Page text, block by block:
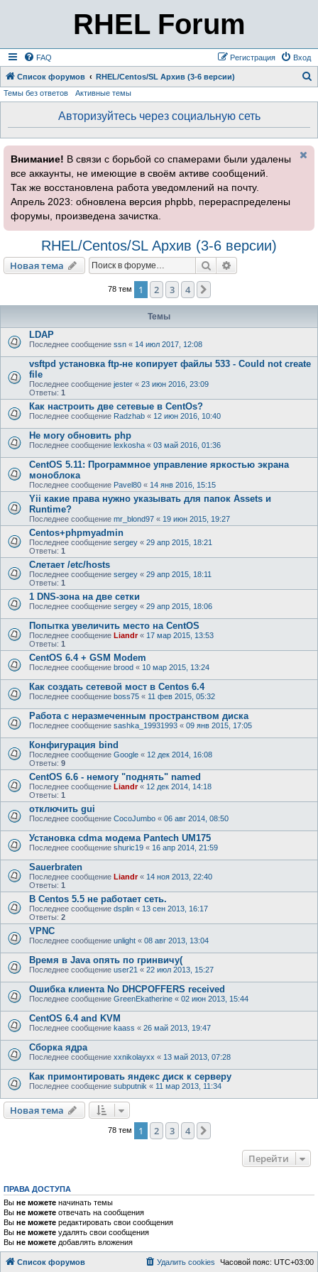
RHEL Forum
FAQ Вход
Регистрация
Список форумов RHEL/Centos/SL Архив (3-6 версии)
Темы без ответов Активные темы
Авторизуйтесь через социальную сеть
Внимание! В связи с борьбой со спамерами были удалены
все аккаунты, не имеющие в своём активе сообщений.
Так же восстановлена работа уведомлений на почту.
Апрель 2023: обновлена версия phpbb, перераспределены
форумы, произведена зачистка.
RHEL/Centos/SL Архив (3-6 версии)
Новая тема Поиск
78 тем 1 2 3 4
Темы
LDAP
Последнее сообщение ssn « 14 июл 2017, 12:08
vsftpd установка ftp-не копирует файлы 533 - Could not create
file
Последнее сообщение jester « 23 июн 2016, 23:09
Ответы: 1
Как настроить две сетевые в CentOs?
Последнее сообщение Radzhab « 12 июн 2016, 10:40
Не могу обновить php
Последнее сообщение lexkosha « 03 май 2016, 01:36
CentOS 5.11: Программное управление яркостью экрана
моноблока
Последнее сообщение Pavel80 « 14 янв 2016, 15:15
Yii какие права нужно указывать для папок Assets и
Runtime?
Последнее сообщение mr_blond97 « 19 июн 2015, 19:27
Centos+phpmyadmin
Последнее сообщение sergey « 29 апр 2015, 18:21
Ответы: 1
Слетает /etc/hosts
Последнее сообщение sergey « 29 апр 2015, 18:11
Ответы: 1
1 DNS-зона на две сетки
Последнее сообщение sergey « 29 апр 2015, 18:06
Попытка увеличить место на CentOS
Последнее сообщение Liandr« 17 мар 2015, 13:53
Ответы: 1
CentOS 6.4 + GSM Modem
Последнее сообщение brood « 10 мар 2015, 13:24
Как создать сетевой мост в Centos 6.4
Последнее сообщение boss75 « 11 фев 2015, 05:32
Работа с неразмеченным пространством диска
Последнее сообщение sashka_19931993 « 09 янв 2015, 17:05
Конфигурация bind
Последнее сообщение Google « 12 дек 2014, 16:08
Ответы: 9
CentOS 6.6 - немогу "поднять" named
Последнее сообщение Liandr« 12 дек 2014, 14:18
Ответы: 1
отключить gui
Последнее сообщение CocoJumbo « 06 авг 2014, 08:50
Установка cdma модема Pantech UM175
Последнее сообщение shuric19 « 16 апр 2014, 21:59
Sauerbraten
Последнее сообщение Liandr« 14 ноя 2013, 22:40
Ответы: 1
В Centos 5.5 не работает сеть.
Последнее сообщение dsplin « 13 сен 2013, 16:17
Ответы: 2
VPNC
Последнее сообщение unlight « 08 авг 2013, 13:04
Время в Java опять по гринвичу(
Последнее сообщение user21 « 22 июл 2013, 15:27
Ошибка клиента No DHCPOFFERS received
Последнее сообщение GreenEkatherine « 02 июн 2013, 15:44
CentOS 6.4 and KVM
Последнее сообщение kaass « 26 май 2013, 19:47
Сборка ядра
Последнее сообщение xxnikolayxx « 13 май 2013, 07:28
Как примонтировать яндекс диск к серверу
Последнее сообщение subputnik « 11 мар 2013, 11:34
Новая тема
78 тем 1 2 3 4
Перейти
ПРАВА ДОСТУПА
Вы не можете начинать темы
Вы не можете отвечать на сообщения
Вы не можете редактировать свои сообщения
Вы не можете удалять свои сообщения
Вы не можете добавлять вложения
Список форумов Часовой пояс: UTC+03:00
Удалить cookies